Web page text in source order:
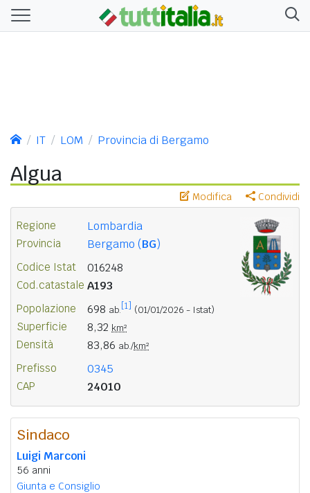
IT LOM Provincia di Bergamo
Algua
Modifica Condividi
Regione Lombardia
Provincia Bergamo (BG)
Codice Istat 016248
Cod.catastale A193
Popolazione 698 ab. [1] (01/01/2026 - Istat)
Superficie 8,32 km²
Densità 83,86 ab./km²
Prefisso 0345
CAP 24010
Sindaco
Luigi Marconi
56 anni
Giunta e Consiglio